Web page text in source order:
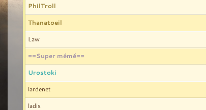
PhilTroll
Thanatoeil
Law
==Super mémé==
Urostoki
lardenet
ladis